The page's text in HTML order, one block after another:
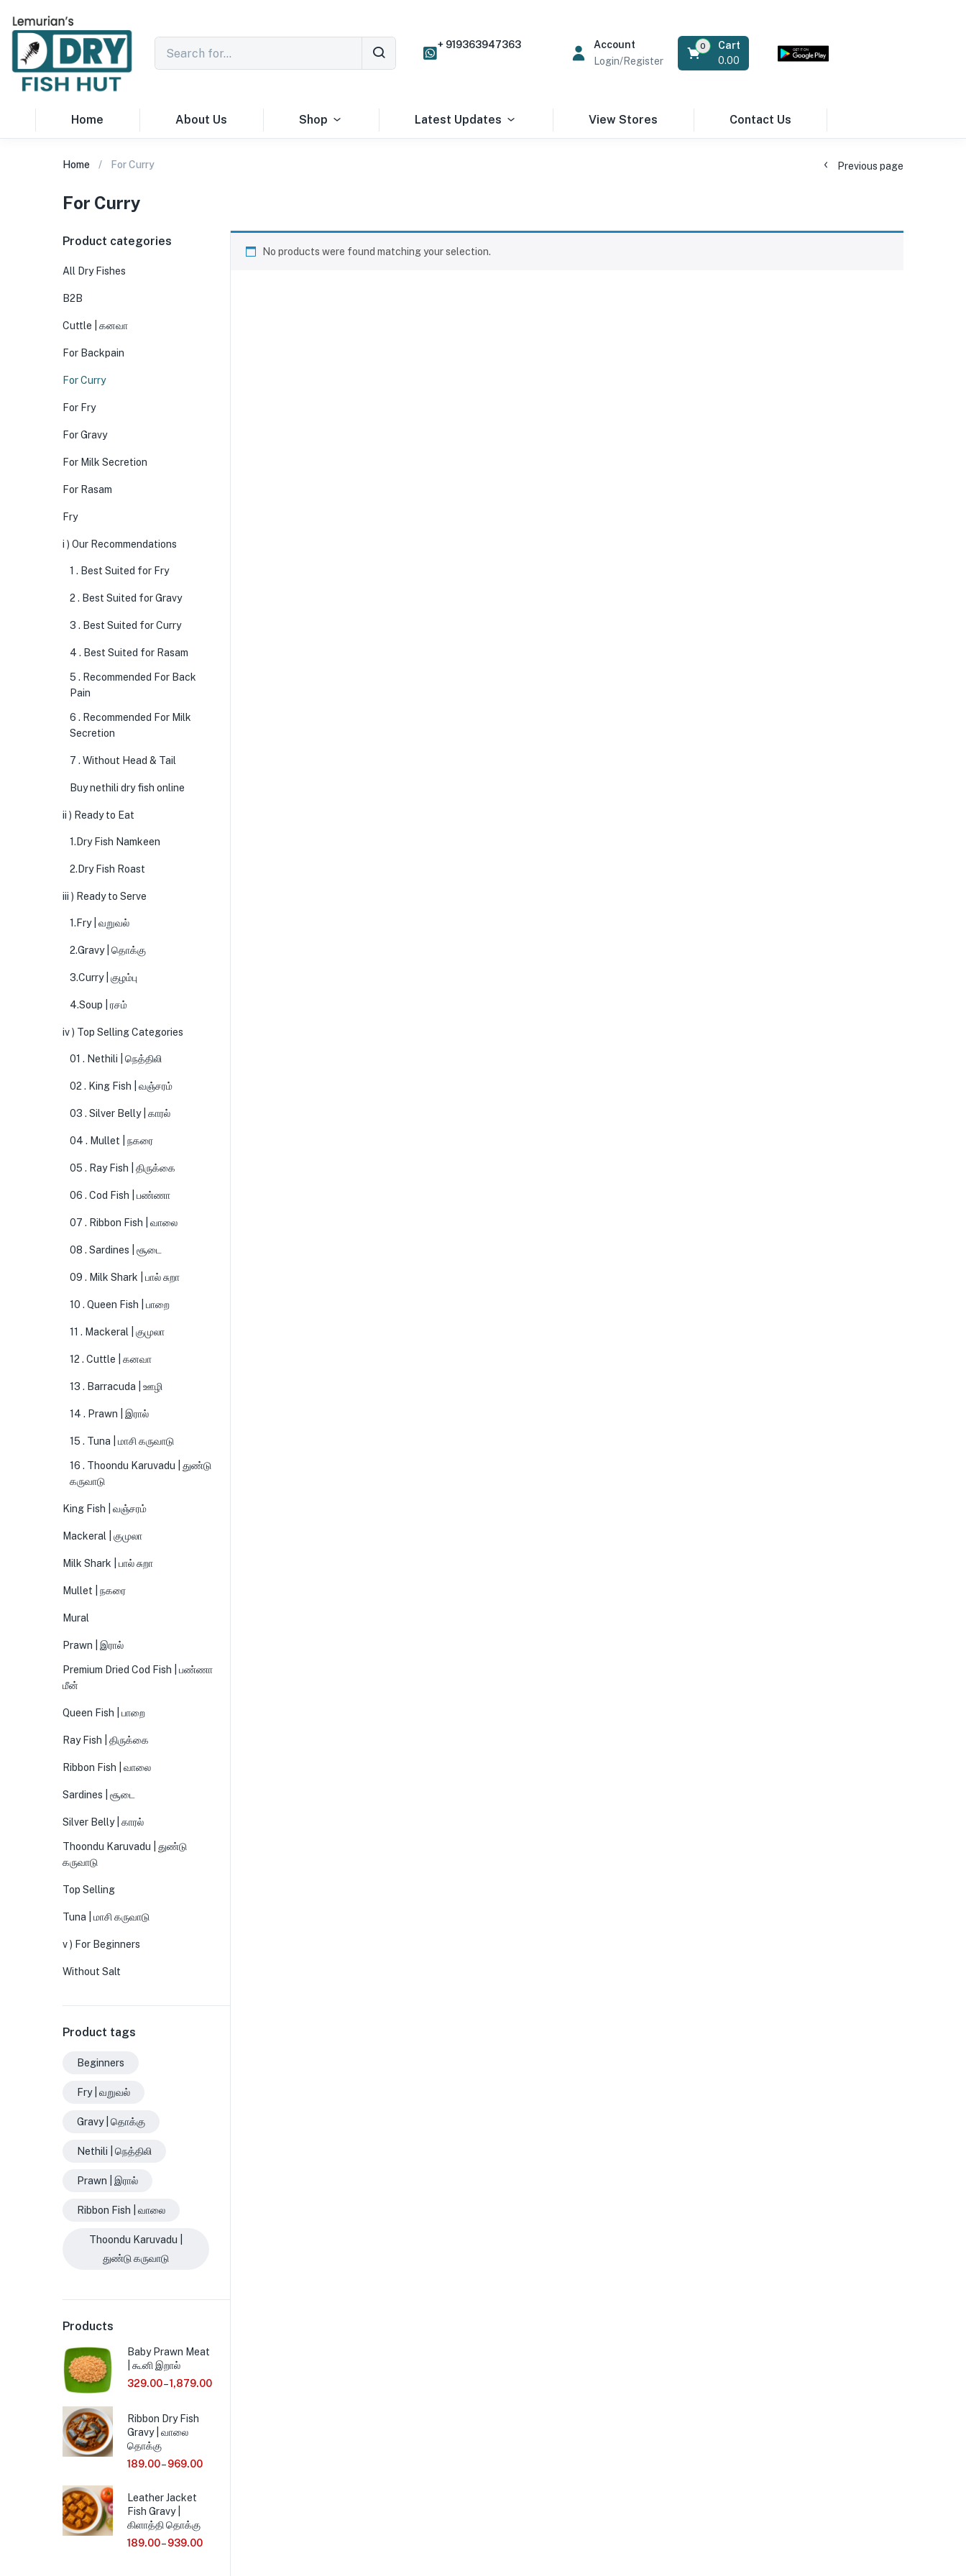
+ 919363947363
Account
Login/Register
Cart
0
0.00
Home About Us Shop Latest Updates View Stores Contact Us
Home For Curry Previous page
For Curry
No products were found matching your selection.
Product categories
All Dry Fishes
B2B
Cuttle | கனவா
For Backpain
For Curry
For Fry
For Gravy
For Milk Secretion
For Rasam
Fry
i ) Our Recommendations
1 . Best Suited for Fry
2 . Best Suited for Gravy
3 . Best Suited for Curry
4 . Best Suited for Rasam
5 . Recommended For Back
Pain
6 . Recommended For Milk
Secretion
7 . Without Head & Tail
Buy nethili dry fish online
ii ) Ready to Eat
1.Dry Fish Namkeen
2.Dry Fish Roast
iii ) Ready to Serve
1.Fry | வறுவல்
2.Gravy | தொக்கு
3.Curry | குழம்பு
4.Soup | ரசம்
iv ) Top Selling Categories
01 . Nethili | நெத்திலி
02 . King Fish | வஞ்சரம்
03 . Silver Belly | காரல்
04 . Mullet | நகரை
05 . Ray Fish | திருக்கை
06 . Cod Fish | பண்ணா
07 . Ribbon Fish | வாலை
08 . Sardines | சூடை
09 . Milk Shark | பால் சுறா
10 . Queen Fish | பாறை
11 . Mackeral | குமுலா
12 . Cuttle | கனவா
13 . Barracuda | ஊழி
14 . Prawn | இரால்
15 . Tuna | மாசி கருவாடு
16 . Thoondu Karuvadu | துண்டு
கருவாடு
King Fish | வஞ்சரம்
Mackeral | குமுலா
Milk Shark | பால் சுறா
Mullet | நகரை
Mural
Prawn | இரால்
Premium Dried Cod Fish | பண்ணா
மீன்
Queen Fish | பாறை
Ray Fish | திருக்கை
Ribbon Fish | வாலை
Sardines | சூடை
Silver Belly | காரல்
Thoondu Karuvadu | துண்டு
கருவாடு
Top Selling
Tuna | மாசி கருவாடு
v ) For Beginners
Without Salt
Product tags
Beginners
Fry | வறுவல்
Gravy | தொக்கு
Nethili | நெத்திலி
Prawn | இரால்
Ribbon Fish | வாலை
Thoondu Karuvadu |
துண்டு கருவாடு
Products
Baby Prawn Meat
| கூனி இறால்
329.00–1,879.00
Ribbon Dry Fish
Gravy | வாலை
தொக்கு
189.00– 969.00
Leather Jacket
Fish Gravy |
கிளாத்தி தொக்கு
189.00– 939.00